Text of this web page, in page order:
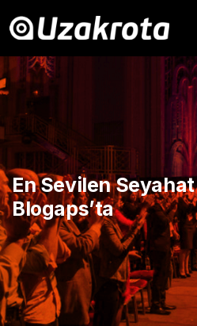
En Sevilen Seyahat
Blogaps’ta